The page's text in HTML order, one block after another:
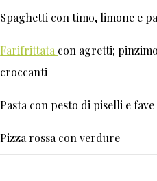
Spaghetti con timo, limone e
Farifrittata con agretti;
croccanti
Pasta con pesto di piselli e
Pizza rossa con verdure